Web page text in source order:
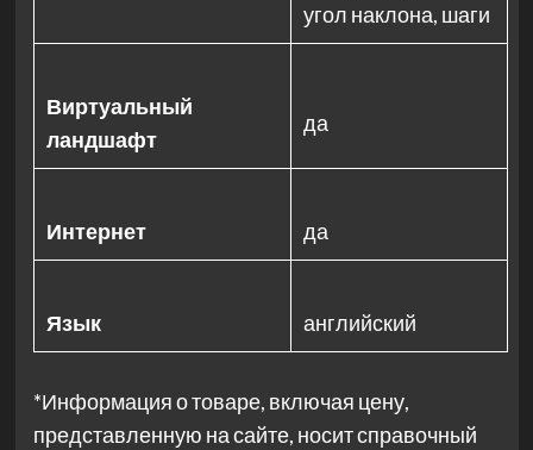
угол наклона, шаги
Виртуальный
ландшафт
да
Интернет да
Язык английский
*Информация о товаре, включая цену,
представленную на сайте, носит справочный